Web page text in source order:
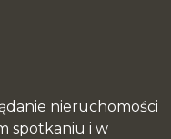
nieruchomości
spotkaniu i w